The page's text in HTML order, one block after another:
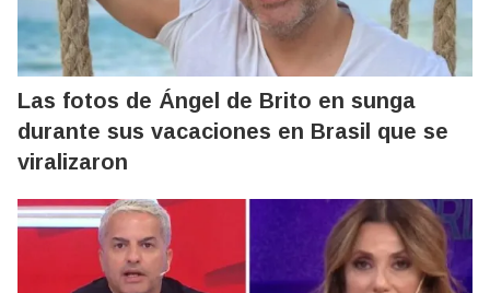
Las fotos de Ángel de Brito en sunga
durante sus vacaciones en Brasil que se
viralizaron